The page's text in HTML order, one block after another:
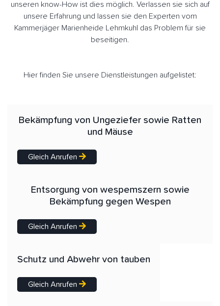
unseren know-How ist dies möglich. Verlassen sie sich auf
unsere Erfahrung und lassen sie den Experten vom
Kammerjäger Marienheide Lehmkuhl das Problem für sie
beseitigen.
Hier finden Sie unsere Dienstleistungen aufgelistet:
Bekämpfung von Ungeziefer sowie Ratten
und Mäuse
Gleich Anrufen
Entsorgung von wespemszern sowie
Bekämpfung gegen Wespen
Gleich Anrufen
Schutz und Abwehr von tauben
Gleich Anrufen